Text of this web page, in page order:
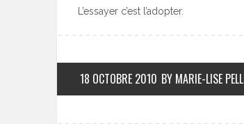
L’essayer c’est l’adopter.
18 OCTOBRE 2010 BY MARIE-LISE